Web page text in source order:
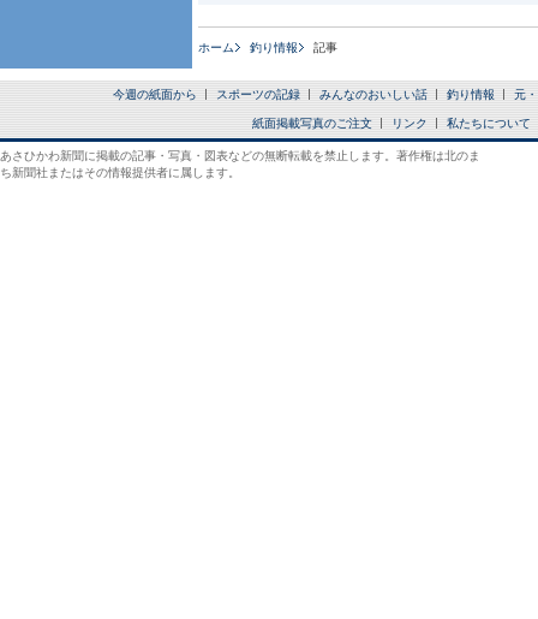
ホーム 釣り情報 記事
今週の紙面から スポーツの記録 みんなのおいしい話 釣り情報 元
紙面掲載写真のご注文 リンク 私たちについて
あさひかわ新聞に掲載の記事・写真・図表などの無断転載を禁止します。著作権は北のま
ち新聞社またはその情報提供者に属します。